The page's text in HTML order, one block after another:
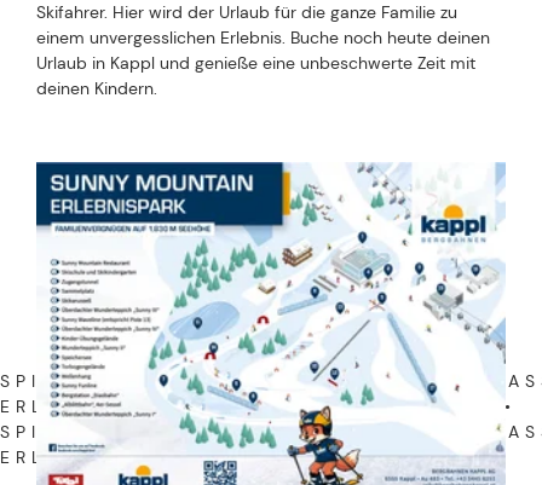
Skifahrer. Hier wird der Urlaub für die ganze Familie zu
einem unvergesslichen Erlebnis. Buche noch heute deinen
Urlaub in Kappl und genieße eine unbeschwerte Zeit mit
deinen Kindern.
SPIEL • SPASS • ERLEBNIS • SPIEL • SPASS
LEBNIS • SPIEL • SPASS • ERLEBNIS •
SPIEL • SPASS • ERLEBNIS • SPIEL • SPASS •
NIS •